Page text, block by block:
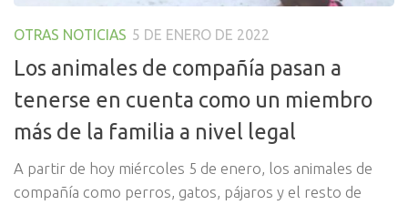
OTRAS NOTICIAS 5 DE ENERO DE 2022
Los animales de compañía pasan a
tenerse en cuenta como un miembro
más de la familia a nivel legal
A partir de hoy miércoles 5 de enero, los animales de
compañía como perros, gatos, pájaros y el resto de